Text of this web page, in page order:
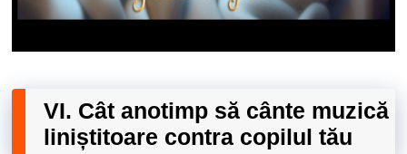
VI. Cât anotimp să cânte muzică
liniștitoare contra copilul tău